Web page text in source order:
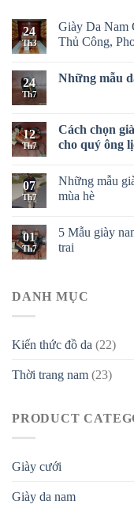
24
Th3
Giày Da Nam
Thủ Công,
24
Th7
Những mẫu
12
Th7
Cách chọn
cho quý ông
07
Th7
Những mẫu
mùa hè
01
Th7
5 Mẫu giày
trai
DANH MỤC
Kiến thức đồ da (22)
Thời trang nam (23)
PRODUCT
Giày cưới
Giày da nam